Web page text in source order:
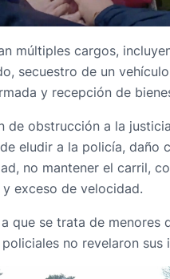
múltiples cargos,
secuestro de un
y recepción de
de obstrucción a la
eludir a la policía, daño
no mantener el carril,
y exceso de velocidad.
que se trata de menores
no revelaron sus